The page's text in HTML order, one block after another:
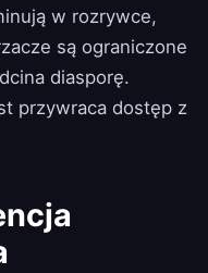
w rozrywce,
są ograniczone
diasporę.
przywraca dostęp z